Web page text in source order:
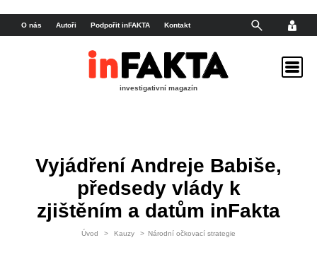
Vyjádření Andreje Babiše,
předsedy vlády k
zjištěním a datům inFakta
Úvod > Kauzy > Národní očkovací strategie
investigativní magazín
O nás Autoři Podpořit inFAKTA Kontakt